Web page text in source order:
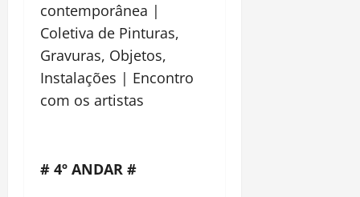
contemporânea |
Coletiva de Pinturas,
Gravuras, Objetos,
Instalações | Encontro
com os artistas
# 4º ANDAR #